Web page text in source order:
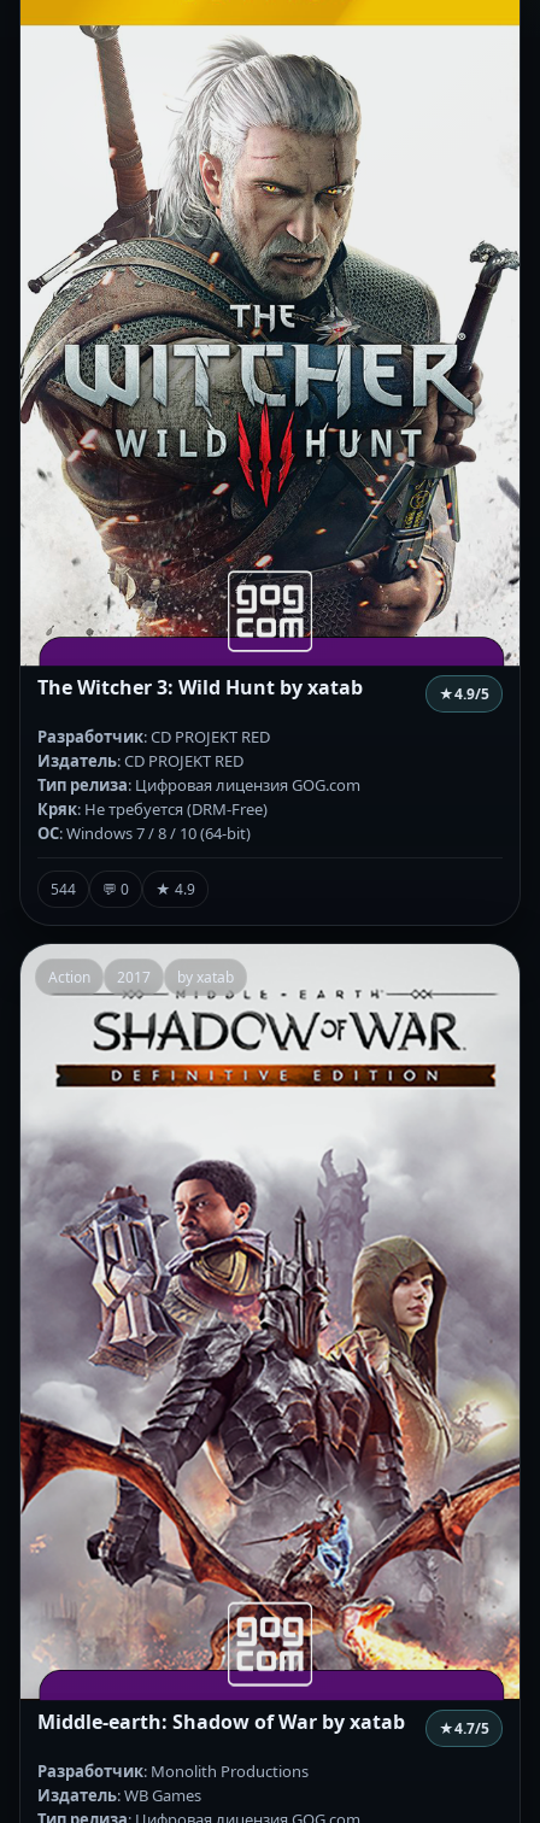
The Witcher 3: Wild Hunt by xatab ★4.9/5
Разработчик: CD PROJEKT RED
Издатель: CD PROJEKT RED
Тип релиза: Цифровая лицензия GOG.com
Кряк: Не требуется (DRM-Free)
ОС: Windows 7 / 8 / 10 (64-bit)
544 💬 0 ★ 4.9
Action 2017 by xatab
Middle-earth: Shadow of War by xatab ★4.7/5
Разработчик: Monolith Productions
Издатель: WB Games